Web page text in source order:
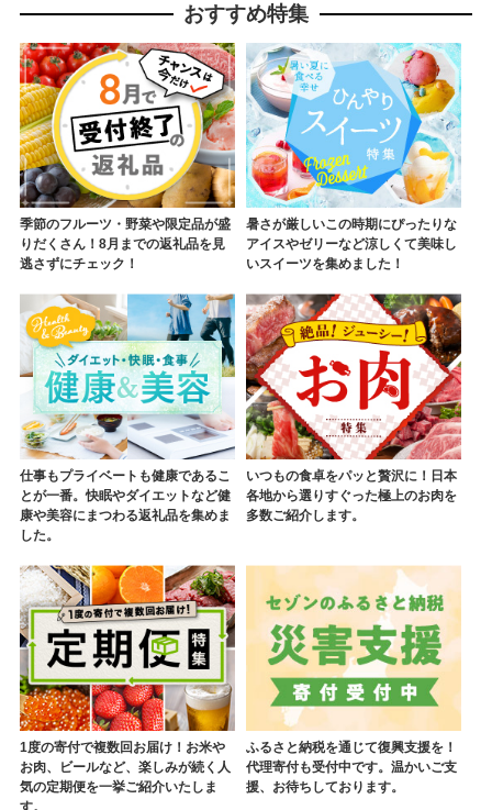
おすすめ特集
季節のフルーツ・野菜や限定品が盛
りだくさん！8月までの返礼品を見
逃さずにチェック！
暑さが厳しいこの時期にぴったりな
アイスやゼリーなど涼しくて美味し
いスイーツを集めました！
仕事もプライベートも健康であるこ
とが一番。快眠やダイエットなど健
康や美容にまつわる返礼品を集めま
した。
いつもの食卓をパッと贅沢に！日本
各地から選りすぐった極上のお肉を
多数ご紹介します。
1度の寄付で複数回お届け！お米や
お肉、ビールなど、楽しみが続く人
気の定期便を一挙ご紹介いたしま
す。
ふるさと納税を通じて復興支援を！
代理寄付も受付中です。温かいご支
援、お待ちしております。